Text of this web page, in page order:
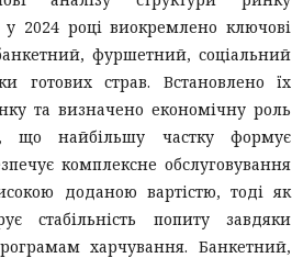
2024 році виокремлено ключові
фуршетний, соціальний
готових страв. Встановлено їх
та визначено економічну роль
що найбільшу частку формує
комплексне обслуговування
доданою вартістю, тоді як
стабільність попиту завдяки
харчування. Банкетний,